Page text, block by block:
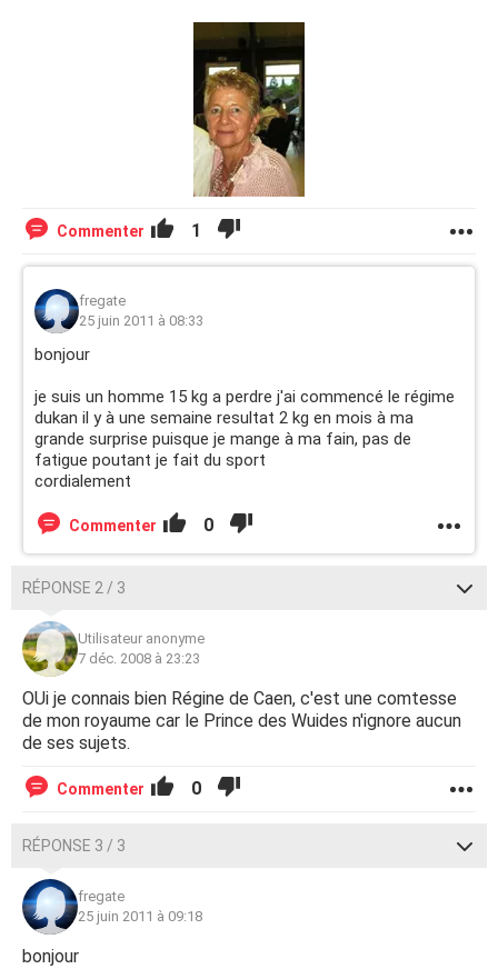
Commenter 1
fregate
25 juin 2011 à 08:33
bonjour
je suis un homme 15 kg a perdre j'ai commencé le régime
dukan il y à une semaine resultat 2 kg en mois à ma
grande surprise puisque je mange à ma fain, pas de
fatigue poutant je fait du sport
cordialement
Commenter 0
RÉPONSE 2 / 3
Utilisateur anonyme
7 déc. 2008 à 23:23
OUi je connais bien Régine de Caen, c'est une comtesse
de mon royaume car le Prince des Wuides n'ignore aucun
de ses sujets.
Commenter 0
RÉPONSE 3 / 3
fregate
25 juin 2011 à 09:18
bonjour